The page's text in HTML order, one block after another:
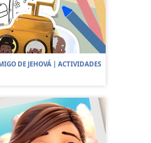
DE JEHOVÁ | ACTIVIDADES